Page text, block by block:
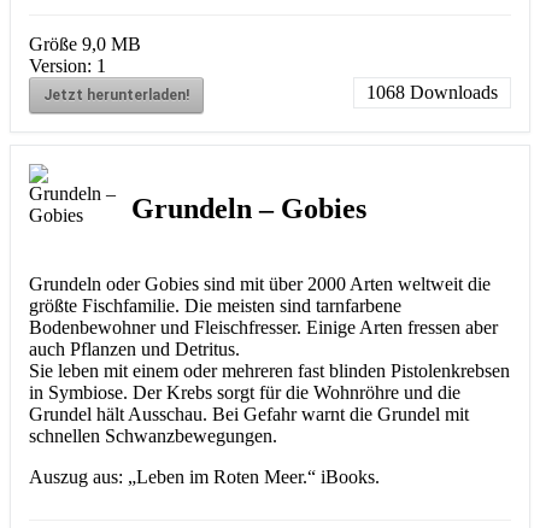
Größe 9,0 MB
Version: 1
Jetzt herunterladen! 1068 Downloads
Grundeln – Gobies
Grundeln oder Gobies sind mit über 2000 Arten weltweit die
größte Fischfamilie. Die meisten sind tarnfarbene
Bodenbewohner und Fleischfresser. Einige Arten fressen aber
auch Pflanzen und Detritus.
Sie leben mit einem oder mehreren fast blinden Pistolenkrebsen
in Symbiose. Der Krebs sorgt für die Wohnröhre und die
Grundel hält Ausschau. Bei Gefahr warnt die Grundel mit
schnellen Schwanzbewegungen.
Auszug aus: „Leben im Roten Meer.“ iBooks.